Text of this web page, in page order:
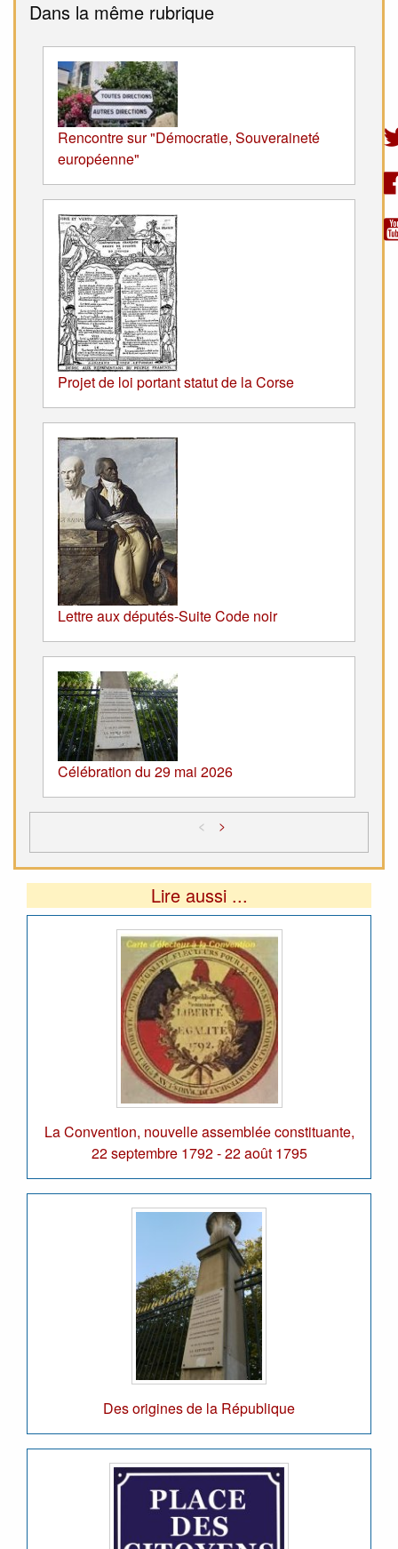
Dans la même rubrique
Rencontre sur "Démocratie, Souveraineté
européenne"
Projet de loi portant statut de la Corse
Lettre aux députés-Suite Code noir
Célébration du 29 mai 2026
< >
Lire aussi ...
La Convention, nouvelle assemblée constituante,
22 septembre 1792 - 22 août 1795
Des origines de la République